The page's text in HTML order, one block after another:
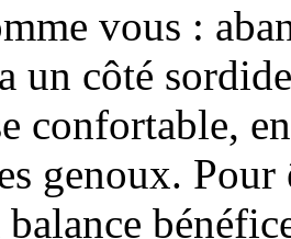
vous :
un côté
confortable,
genoux.
balance